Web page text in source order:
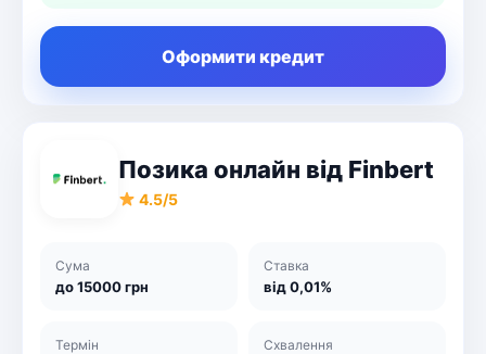
Оформити кредит
Позика онлайн від Finbert
4.5/5
Сума
до 15000 грн
Ставка
від 0,01%
Термін Схвалення